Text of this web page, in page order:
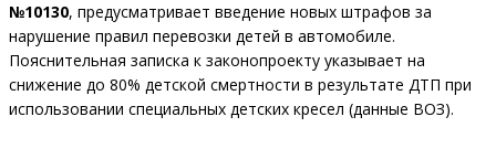
№10130, предусматривает введение новых штрафов за
нарушение правил перевозки детей в автомобиле.
Пояснительная записка к законопроекту указывает на
снижение до 80% детской смертности в результате ДТП при
использовании специальных детских кресел (данные ВОЗ).